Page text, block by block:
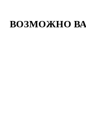
ВОЗМОЖНО